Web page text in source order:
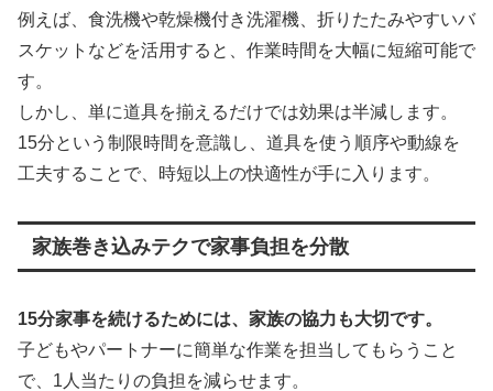
例えば、食洗機や乾燥機付き洗濯機、折りたたみやすいバ
スケットなどを活用すると、作業時間を大幅に短縮可能で
す。
しかし、単に道具を揃えるだけでは効果は半減します。
15分という制限時間を意識し、道具を使う順序や動線を
工夫することで、時短以上の快適性が手に入ります。
家族巻き込みテクで家事負担を分散
15分家事を続けるためには、家族の協力も大切です。
子どもやパートナーに簡単な作業を担当してもらうこと
で、1人当たりの負担を減らせます。